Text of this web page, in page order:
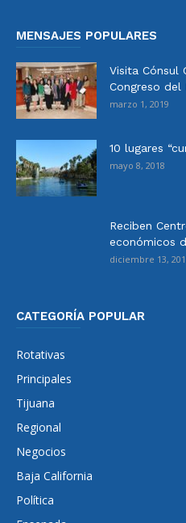
MENSAJES POPULARES
Visita Cónsul
Congreso del
marzo 1, 2019
10 lugares
mayo 8, 2018
Reciben
económicos
diciembre 13,
CATEGORÍA POPULAR
Rotativas
Principales
Tijuana
Regional
Negocios
Baja California
Política